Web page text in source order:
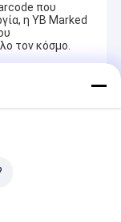
που
η YB Marked
τον κόσμο.